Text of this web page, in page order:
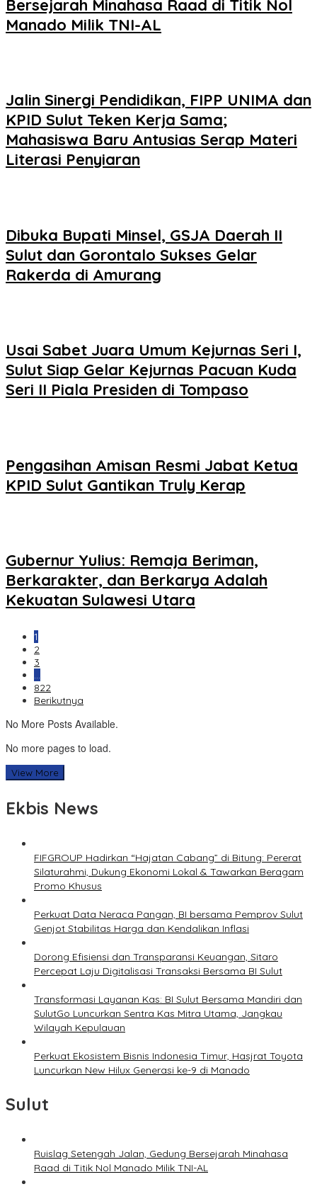
Bersejarah Minahasa Raad di Titik Nol
Manado Milik TNI-AL
Jalin Sinergi Pendidikan, FIPP UNIMA dan
KPID Sulut Teken Kerja Sama;
Mahasiswa Baru Antusias Serap Materi
Literasi Penyiaran
Dibuka Bupati Minsel, GSJA Daerah II
Sulut dan Gorontalo Sukses Gelar
Rakerda di Amurang
Usai Sabet Juara Umum Kejurnas Seri I,
Sulut Siap Gelar Kejurnas Pacuan Kuda
Seri II Piala Presiden di Tompaso
Pengasihan Amisan Resmi Jabat Ketua
KPID Sulut Gantikan Truly Kerap
Gubernur Yulius: Remaja Beriman,
Berkarakter, dan Berkarya Adalah
Kekuatan Sulawesi Utara
1
2
3
…
822
Berikutnya
No More Posts Available.
No more pages to load.
View More
Ekbis News
FIFGROUP Hadirkan “Hajatan Cabang” di Bitung: Pererat
Silaturahmi, Dukung Ekonomi Lokal & Tawarkan Beragam
Promo Khusus
Perkuat Data Neraca Pangan, BI bersama Pemprov Sulut
Genjot Stabilitas Harga dan Kendalikan Inflasi
Dorong Efisiensi dan Transparansi Keuangan, Sitaro
Percepat Laju Digitalisasi Transaksi Bersama BI Sulut
Transformasi Layanan Kas: BI Sulut Bersama Mandiri dan
SulutGo Luncurkan Sentra Kas Mitra Utama, Jangkau
Wilayah Kepulauan
Perkuat Ekosistem Bisnis Indonesia Timur, Hasjrat Toyota
Luncurkan New Hilux Generasi ke-9 di Manado
Sulut
Ruislag Setengah Jalan, Gedung Bersejarah Minahasa
Raad di Titik Nol Manado Milik TNI-AL